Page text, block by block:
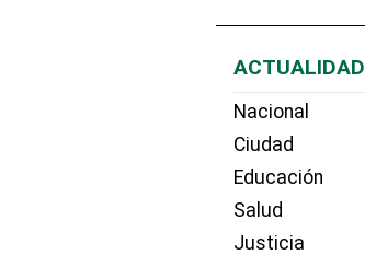
ACTUALIDAD
Nacional
Ciudad
Educación
Salud
Justicia